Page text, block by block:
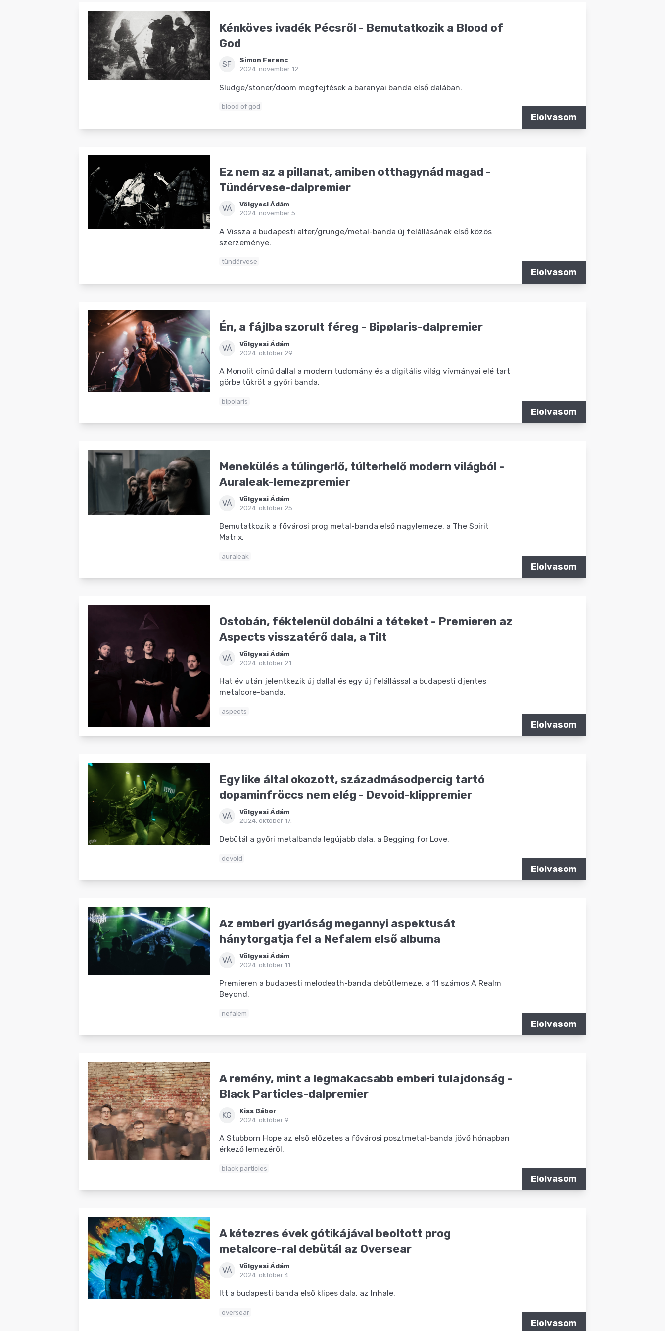
Kénköves ivadék Pécsről - Bemutatkozik a Blood of
God
SF
Simon Ferenc
2024. november 12.
Sludge/stoner/doom megfejtések a baranyai banda első dalában.
blood of god
Elolvasom
Ez nem az a pillanat, amiben otthagynád magad -
Tündérvese-dalpremier
VÁ
Völgyesi Ádám
2024. november 5.
A Vissza a budapesti alter/grunge/metal-banda új felállásának első közös
szerzeménye.
tündérvese
Elolvasom
Én, a fájlba szorult féreg - Bipølaris-dalpremier
VÁ
Völgyesi Ádám
2024. október 29.
A Monolit című dallal a modern tudomány és a digitális világ vívmányai elé tart
görbe tükröt a győri banda.
bipolaris
Elolvasom
Menekülés a túlingerlő, túlterhelő modern világból -
Auraleak-lemezpremier
VÁ
Völgyesi Ádám
2024. október 25.
Bemutatkozik a fővárosi prog metal-banda első nagylemeze, a The Spirit
Matrix.
auraleak
Elolvasom
Ostobán, féktelenül dobálni a téteket - Premieren az
Aspects visszatérő dala, a Tilt
VÁ
Völgyesi Ádám
2024. október 21.
Hat év után jelentkezik új dallal és egy új felállással a budapesti djentes
metalcore-banda.
aspects
Elolvasom
Egy like által okozott, századmásodpercig tartó
dopaminfröccs nem elég - Devoid-klippremier
VÁ
Völgyesi Ádám
2024. október 17.
Debütál a győri metalbanda legújabb dala, a Begging for Love.
devoid
Elolvasom
Az emberi gyarlóság megannyi aspektusát
hánytorgatja fel a Nefalem első albuma
VÁ
Völgyesi Ádám
2024. október 11.
Premieren a budapesti melodeath-banda debütlemeze, a 11 számos A Realm
Beyond.
nefalem
Elolvasom
A remény, mint a legmakacsabb emberi tulajdonság -
Black Particles-dalpremier
KG
Kiss Gábor
2024. október 9.
A Stubborn Hope az első előzetes a fővárosi posztmetal-banda jövő hónapban
érkező lemezéről.
black particles
Elolvasom
A kétezres évek gótikájával beoltott prog
metalcore-ral debütál az Oversear
VÁ
Völgyesi Ádám
2024. október 4.
Itt a budapesti banda első klipes dala, az Inhale.
oversear
Elolvasom